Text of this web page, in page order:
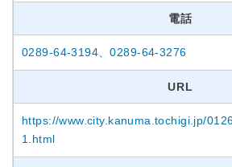
電話
0289-64-3194、0289-64-3276
URL
https://www.city.kanuma.tochigi.jp/
1.html